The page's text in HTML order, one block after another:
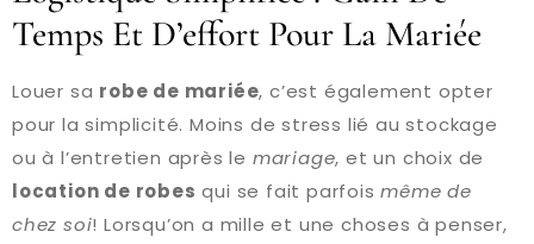
Temps Et D’effort Pour La Mariée
Louer sa robe de mariée, c’est également opter
pour la simplicité. Moins de stress lié au stockage
ou à l’entretien après le mariage, et un choix de
location de robes qui se fait parfoismême de
chez soi! Lorsqu’on a mille et une choses à penser,